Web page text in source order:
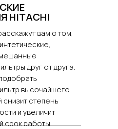
HITACHI
вам о том,
друг от друга.
высочайшего
снизит степень
и увеличит
срок работы